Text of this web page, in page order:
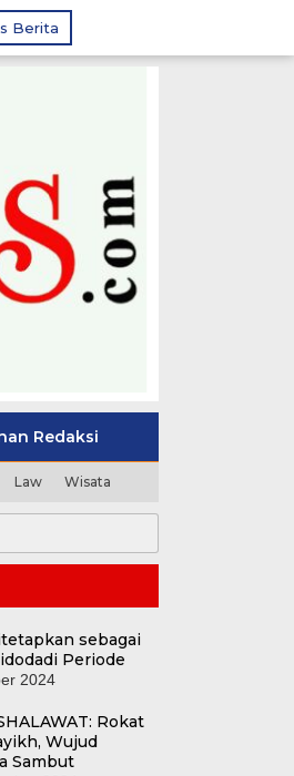
Berita
Redaksi
Law Wisata
sebagai
Periode
2024
Rokat
Wujud
Sambut